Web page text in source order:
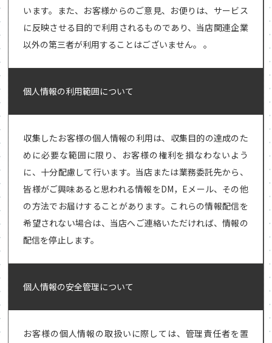
います。また、お客様からのご意見、お便りは、サービス
に反映させる目的で利用されるものであり、当店関連企業
以外の第三者が利用することはございません。 。
個人情報の利用範囲について
収集したお客様の個人情報の利用は、収集目的の達成のた
めに必要な範囲に限り、お客様の権利を損なわないよう
に、十分配慮して行います。当店または業務委託先から、
皆様がご興味あると思われる情報をDM，Eメール、その他
の方法でお届けすることがあります。これらの情報配信を
希望されない場合は、当店へご連絡いただければ、情報の
配信を停止します。
個人情報の安全管理について
お客様の個人情報の取扱いに際しては、管理責任者を置